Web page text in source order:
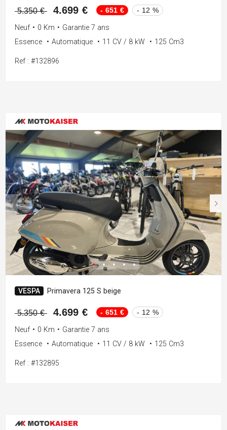
5.350 € 4.699 € - 651 € - 12 %
Neuf • 0 Km • Garantie 7 ans
Essence
• Automatique • 11 CV / 8 kW • 125 Cm3
Ref : #132896
VESPA Primavera 125 S beige
5.350 € 4.699 € - 651 € - 12 %
Neuf • 0 Km • Garantie 7 ans
Essence
• Automatique • 11 CV / 8 kW • 125 Cm3
Ref : #132895